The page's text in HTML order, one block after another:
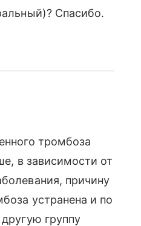
Спасибо.
тромбоза
в зависимости от
причину
устранена и по
группу